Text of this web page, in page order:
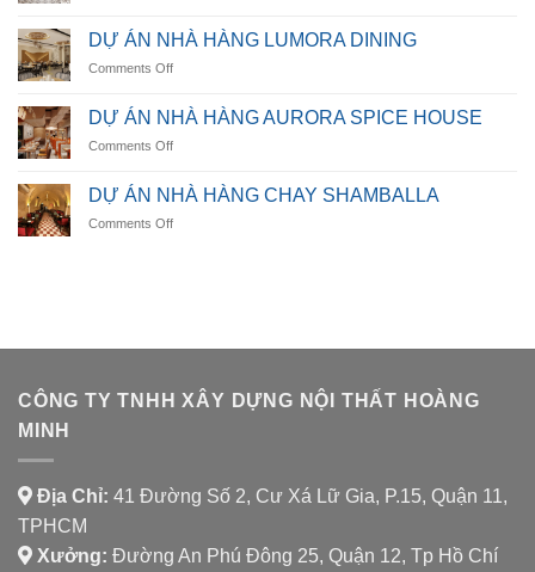
HIGHLANDS
RESTAURANT
DỰ ÁN NHÀ HÀNG LUMORA DINING
Comments Offon
ÁN
NHÀ
HÀNG
DINING
DỰ ÁN NHÀ HÀNG AURORA SPICE HOUSE
Comments Offon
ÁN
NHÀ
HÀNG
DỰ ÁN NHÀ HÀNG CHAY SHAMBALLA
Comments Offon
CÔNG TY TNHH XÂY DỰNG NỘI THẤT HOÀNG
MINH
Địa Chỉ: 41 Đường Số 2, Cư Xá Lữ Gia, P.15, Quận 11,
TPHCM
Xưởng: Đường An Phú Đông 25, Quận 12, Tp Hồ Chí